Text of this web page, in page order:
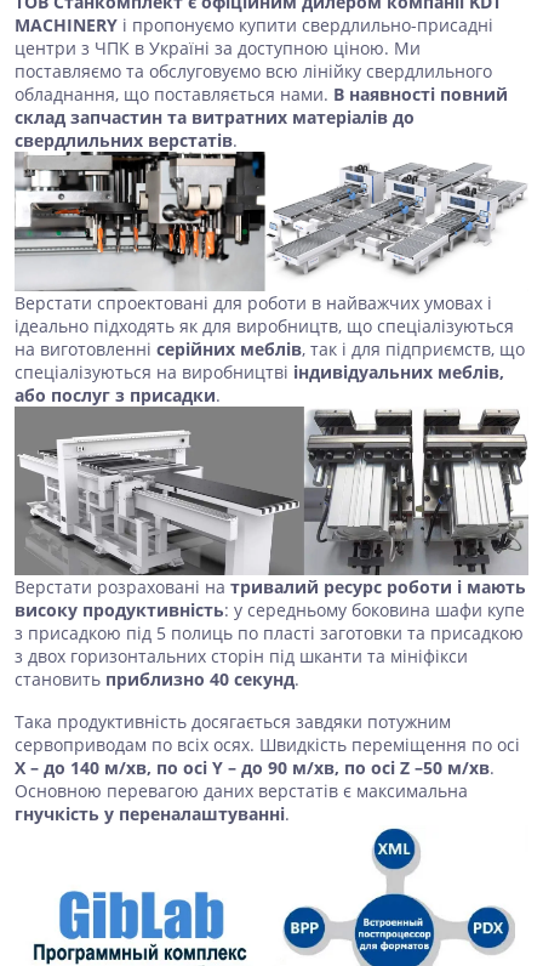
MACHINERY і пропонуємо купити свердлильно-присадні
центри з ЧПК в Україні за доступною ціною. Ми
поставляємо та обслуговуємо всю лінійку свердлильного
обладнання, що поставляється нами. В наявності повний
склад запчастин та витратних матеріалів до
свердлильних верстатів.
Верстати спроектовані для роботи в найважчих умовах і
ідеально підходять як для виробництв, що спеціалізуються
на виготовленні серійних меблів, так і для підприємств, що
спеціалізуються на виробництві індивідуальних меблів,
або послуг з присадки.
Верстати розраховані на тривалий ресурс роботи і мають
високу продуктивність: у середньому боковина шафи купе
з присадкою під 5 полиць по пласті заготовки та присадкою
з двох горизонтальних сторін під шканти та мініфікси
становить приблизно 40 секунд.
Така продуктивність досягається завдяки потужним
сервоприводам по всіх осях. Швидкість переміщення по осі
Х – до 140 м/хв, по осі Y – до 90 м/хв, по осі Z –50 м/хв.
Основною перевагою даних верстатів є максимальна
гнучкість у переналаштуванні.